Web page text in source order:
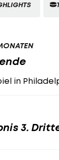
in
3.